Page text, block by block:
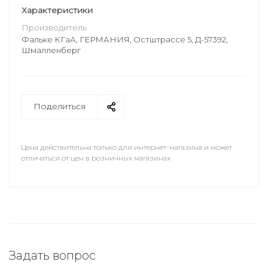
Характеристики
Производитель
Фальке КГаА, ГЕРМАНИЯ, Остштрассе 5, Д-57392,
Шмалленберг
Поделиться
Цена действительна только для интернет-магазина и может
отличаться от цен в розничных магазинах
Задать вопрос